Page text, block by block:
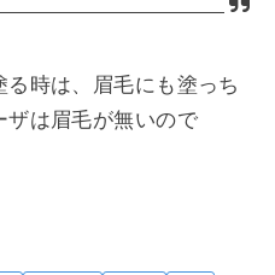
時は、眉毛にも塗っち
ザは眉毛が無いので